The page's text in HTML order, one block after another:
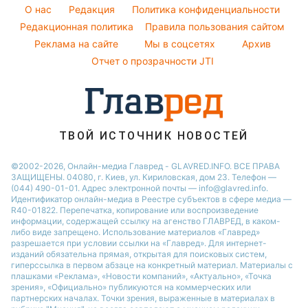
Алла Пугачева
Максим Галкин
Настя Каменских
Напитки
Праздничное меню
Погода на сегодня
Погода на завтра
Пылевая буря
O нас Редакция
Политика конфиденциальности
Редакционная политика
Правила пользования сайтом
Реклама на сайте
Мы в соцсетях
Архив
Отчет о прозрачности JTI
ТВОЙ ИСТОЧНИК НОВОСТЕЙ
©2002-2026, Онлайн-медиа Главред - GLAVRED.INFO. ВСЕ ПРАВА
ЗАЩИЩЕНЫ. 04080, г. Киев, ул. Кириловская, дом 23. Телефон —
(044) 490-01-01. Адрес электронной почты — info@glavred.info.
Идентификатор онлайн-медиа в Реестре cубъектов в сфере медиа —
R40-01822. Перепечатка, копирование или воспроизведение
информации, содержащей ссылку на агенство ГЛАВРЕД, в каком-
либо виде запрещено. Использование материалов «Главред»
разрешается при условии ссылки на «Главред». Для интернет-
изданий обязательна прямая, открытая для поисковых систем,
гиперссылка в первом абзаце на конкретный материал. Материалы с
плашками «Реклама», «Новости компаний», «Актуально», «Точка
зрения», «Официально» публикуются на коммерческих или
партнерских началах. Точки зрения, выраженные в материалах в